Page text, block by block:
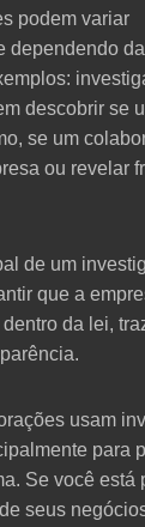
podem variar
dependendo
descobrir se
se um
ou revelar
de um
que a
da lei,
usam
para
Se você está
seus